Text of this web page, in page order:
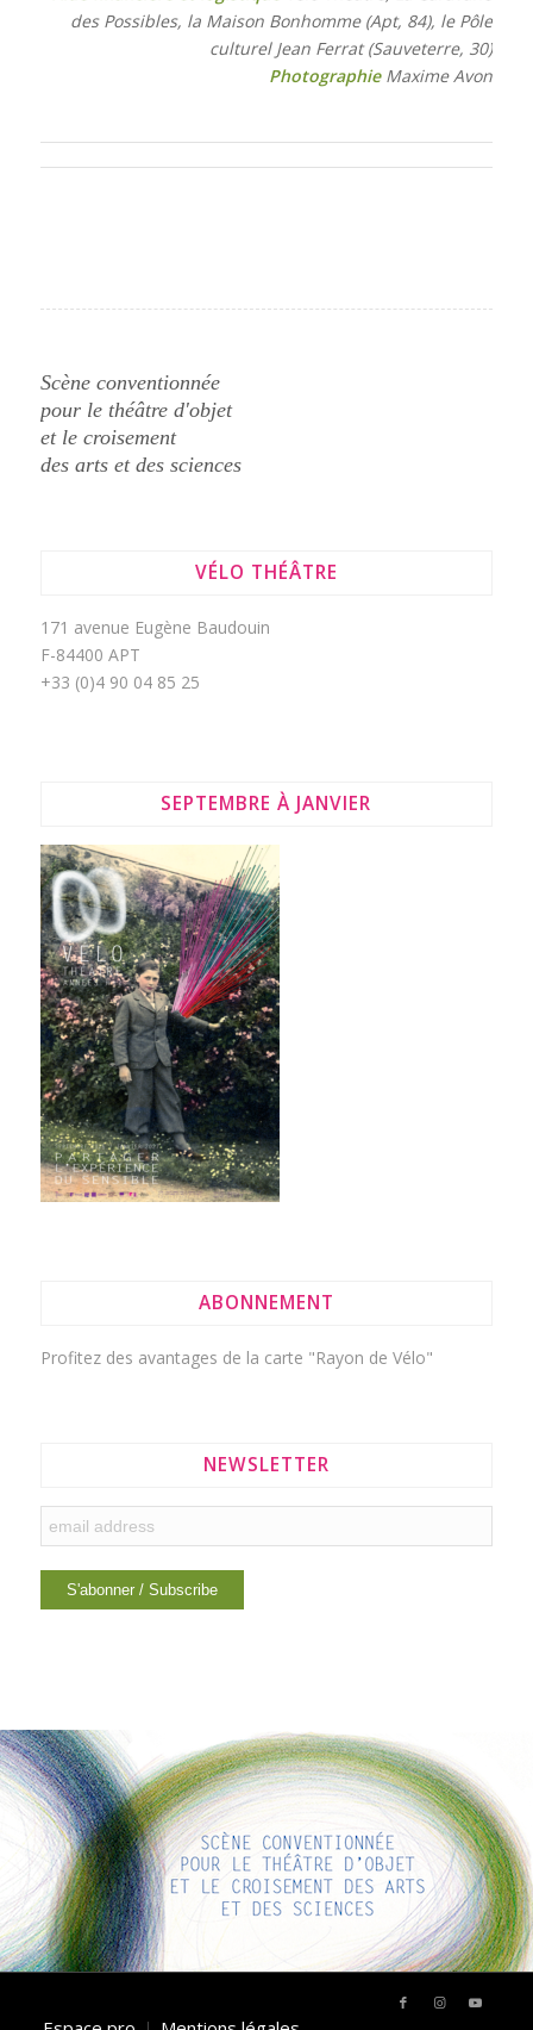
des Possibles, la Maison Bonhomme (Apt, 84), le Pôle
culturel Jean Ferrat (Sauveterre, 30)
PhotographieMaxime Avon
Scène conventionnée
pour le théâtre d'objet
et le croisement
des arts et des sciences
VÉLO THÉÂTRE
171 avenue Eugène Baudouin
F-84400 APT
+33 (0)4 90 04 85 25
SEPTEMBRE À JANVIER
ABONNEMENT
Profitez des avantages de la carte "Rayon de Vélo"
NEWSLETTER
LIENS INTÉRESSANTS
Voici quelques liens intéressants pour vous ! Appréciez votre
séjour :)